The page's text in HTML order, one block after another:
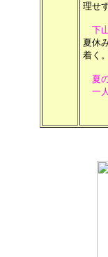
理せ
下
夏休
着く
夏
一